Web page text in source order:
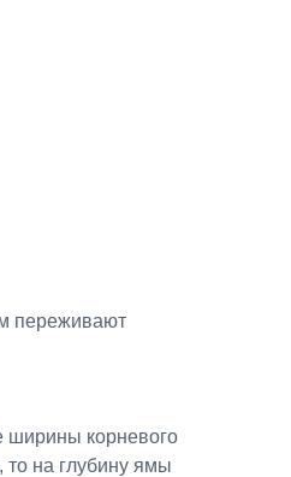
переживают
ширины корневого
то на глубину ямы